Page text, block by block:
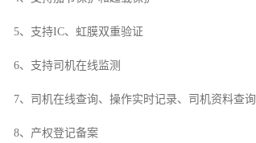
5、支持IC、虹膜双重验证
6、支持司机在线监测
7、司机在线查询、操作实时记录、司机资料查询
8、产权登记备案